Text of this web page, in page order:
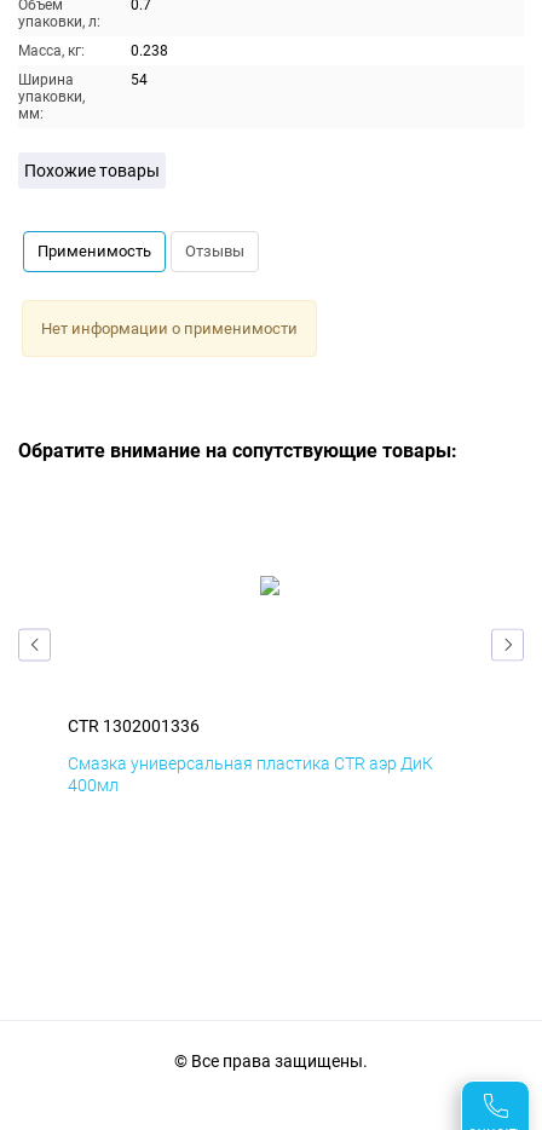
Объем
упаковки, л:
0.7
Масса, кг:
0.238
Ширина
упаковки,
мм:
54
Похожие товары
Применимость Отзывы
Нет информации о применимости
Обратите внимание на сопутствующие товары:
CTR 1302001336
Смазка универсальная пластика CTR аэр ДиК
400мл
© Все права защищены.